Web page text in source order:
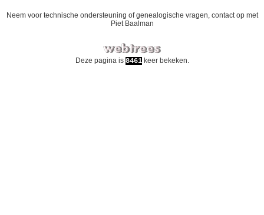
Neem voor technische ondersteuning of genealogische vragen, contact op met
Piet Baalman
Deze pagina is 8461keer bekeken.